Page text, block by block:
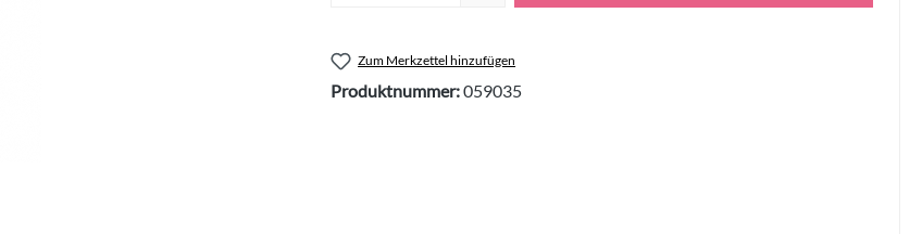
Zum Merkzettel hinzufügen
Produktnummer:059035